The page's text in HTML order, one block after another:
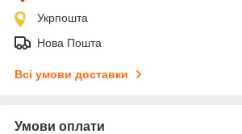
Укрпошта
Нова Пошта
Всі умови доставки
Умови оплати